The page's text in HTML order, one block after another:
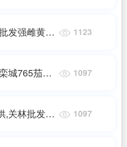
发强雌黄瓜
1123
城765茄子
1097
,关林批发黄
1097